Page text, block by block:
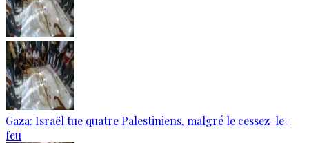
Gaza: Israël tue quatre Palestiniens, malgré le cessez-le-
feu